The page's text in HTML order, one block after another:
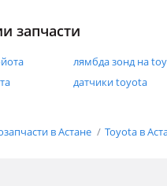
запчасти
лямбда зонд на
датчики toyota
в Астане Toyota в